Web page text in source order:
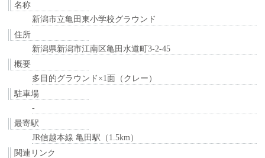
名称
新潟市立亀田東小学校グラウンド
住所
新潟県新潟市江南区亀田水道町3-2-45
概要
多目的グラウンド×1面（クレー）
駐車場
-
最寄駅
JR信越本線 亀田駅（1.5km）
関連リンク